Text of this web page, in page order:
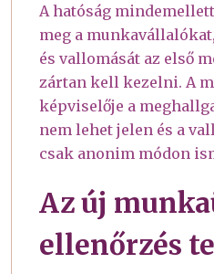
A hatóság
meg a
és vallomását az első
zártan kell kezelni. A
képviselője a
nem lehet jelen és a
csak anonim módon
Az új
ellenőrzés